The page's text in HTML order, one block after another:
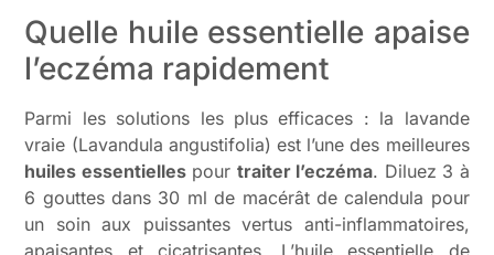
Quelle huile essentielle apaise
l’eczéma rapidement
Parmi les solutions les plus efficaces : la lavande
vraie (Lavandula angustifolia) est l’une des meilleures
huiles essentiellespour traiter l’eczéma. Diluez 3 à
6 gouttes dans 30 ml de macérât de calendula pour
un soin aux puissantes vertus anti-inflammatoires,
apaisantes et cicatrisantes. L’huile essentielle de